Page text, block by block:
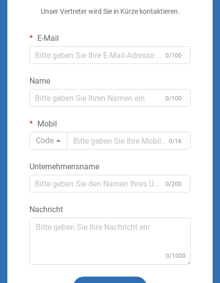
Unser Vertreter wird Sie in Kürze kontaktieren.
E-Mail
0/100
Name
0/100
Mobil
Code
0/16
Unternehmensname
0/200
Nachricht
0/1000